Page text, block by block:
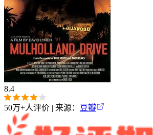
8.4
50万+人评价 | 来源： 豆瓣